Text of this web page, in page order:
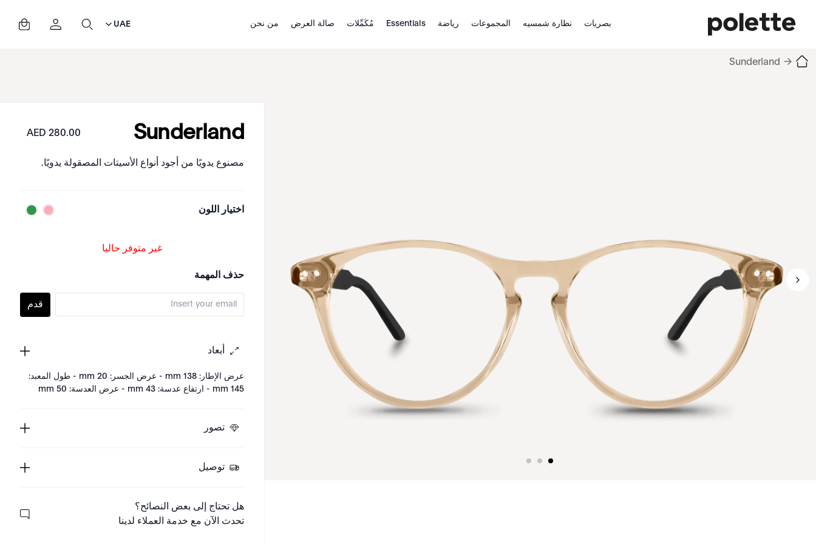
بصريات نظارة شمسيه المجموعات رياضة Essentials مُكَمِّلات صالة العرض من نحن UAE
→
Sunderland
Sunderland
280.00 AED
مصنوع يدويًا من أجود أنواع الأسيتات المصقولة يدويًا.
اختيار اللون
غير متوفر حاليا
حذف المهمة
قدم
أبعاد
عرض الإطار: 138 mm - عرض الجسر: 20 mm - طول المعبد:
145 mm - ارتفاع عدسة: 43 mm - عرض العدسة: 50 mm
تصور
توصيل
هل تحتاج إلى بعض النصائح؟
تحدث الآن مع خدمة العملاء لدينا